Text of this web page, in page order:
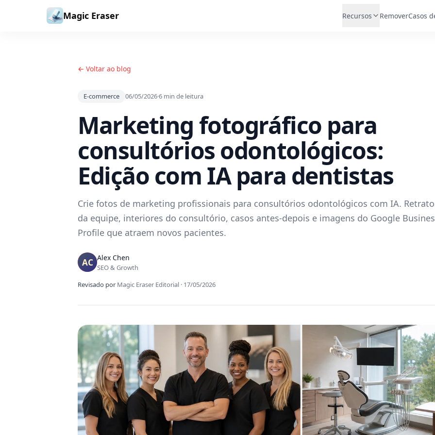
Ir para o conteúdo
Magic Eraser Recursos RemoverCasos
← Voltar ao blog
E-commerce 06/05/2026·6 min de leitura
Marketing fotográfico para
consultórios odontológicos:
Edição com IA para dentistas
Crie fotos de marketing profissionais para consultórios odontológicos com IA.
da equipe, interiores do consultório, casos antes-depois e imagens do Google
Profile que atraem novos pacientes.
Alex Chen
SEO & Growth
Revisado por Magic Eraser Editorial · 17/05/2026